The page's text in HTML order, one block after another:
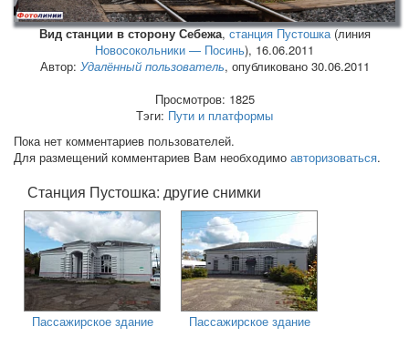
Вид станции в сторону Себежа,станция Пустошка (линия
Новосокольники — Посинь), 16.06.2011
Автор: Удалённый пользователь, опубликовано 30.06.2011
Просмотров: 1825
Тэги: Пути и платформы
Пока нет комментариев пользователей.
Для размещений комментариев Вам необходимо авторизоваться.
Станция Пустошка: другие снимки
Пассажирское здание Пассажирское здание